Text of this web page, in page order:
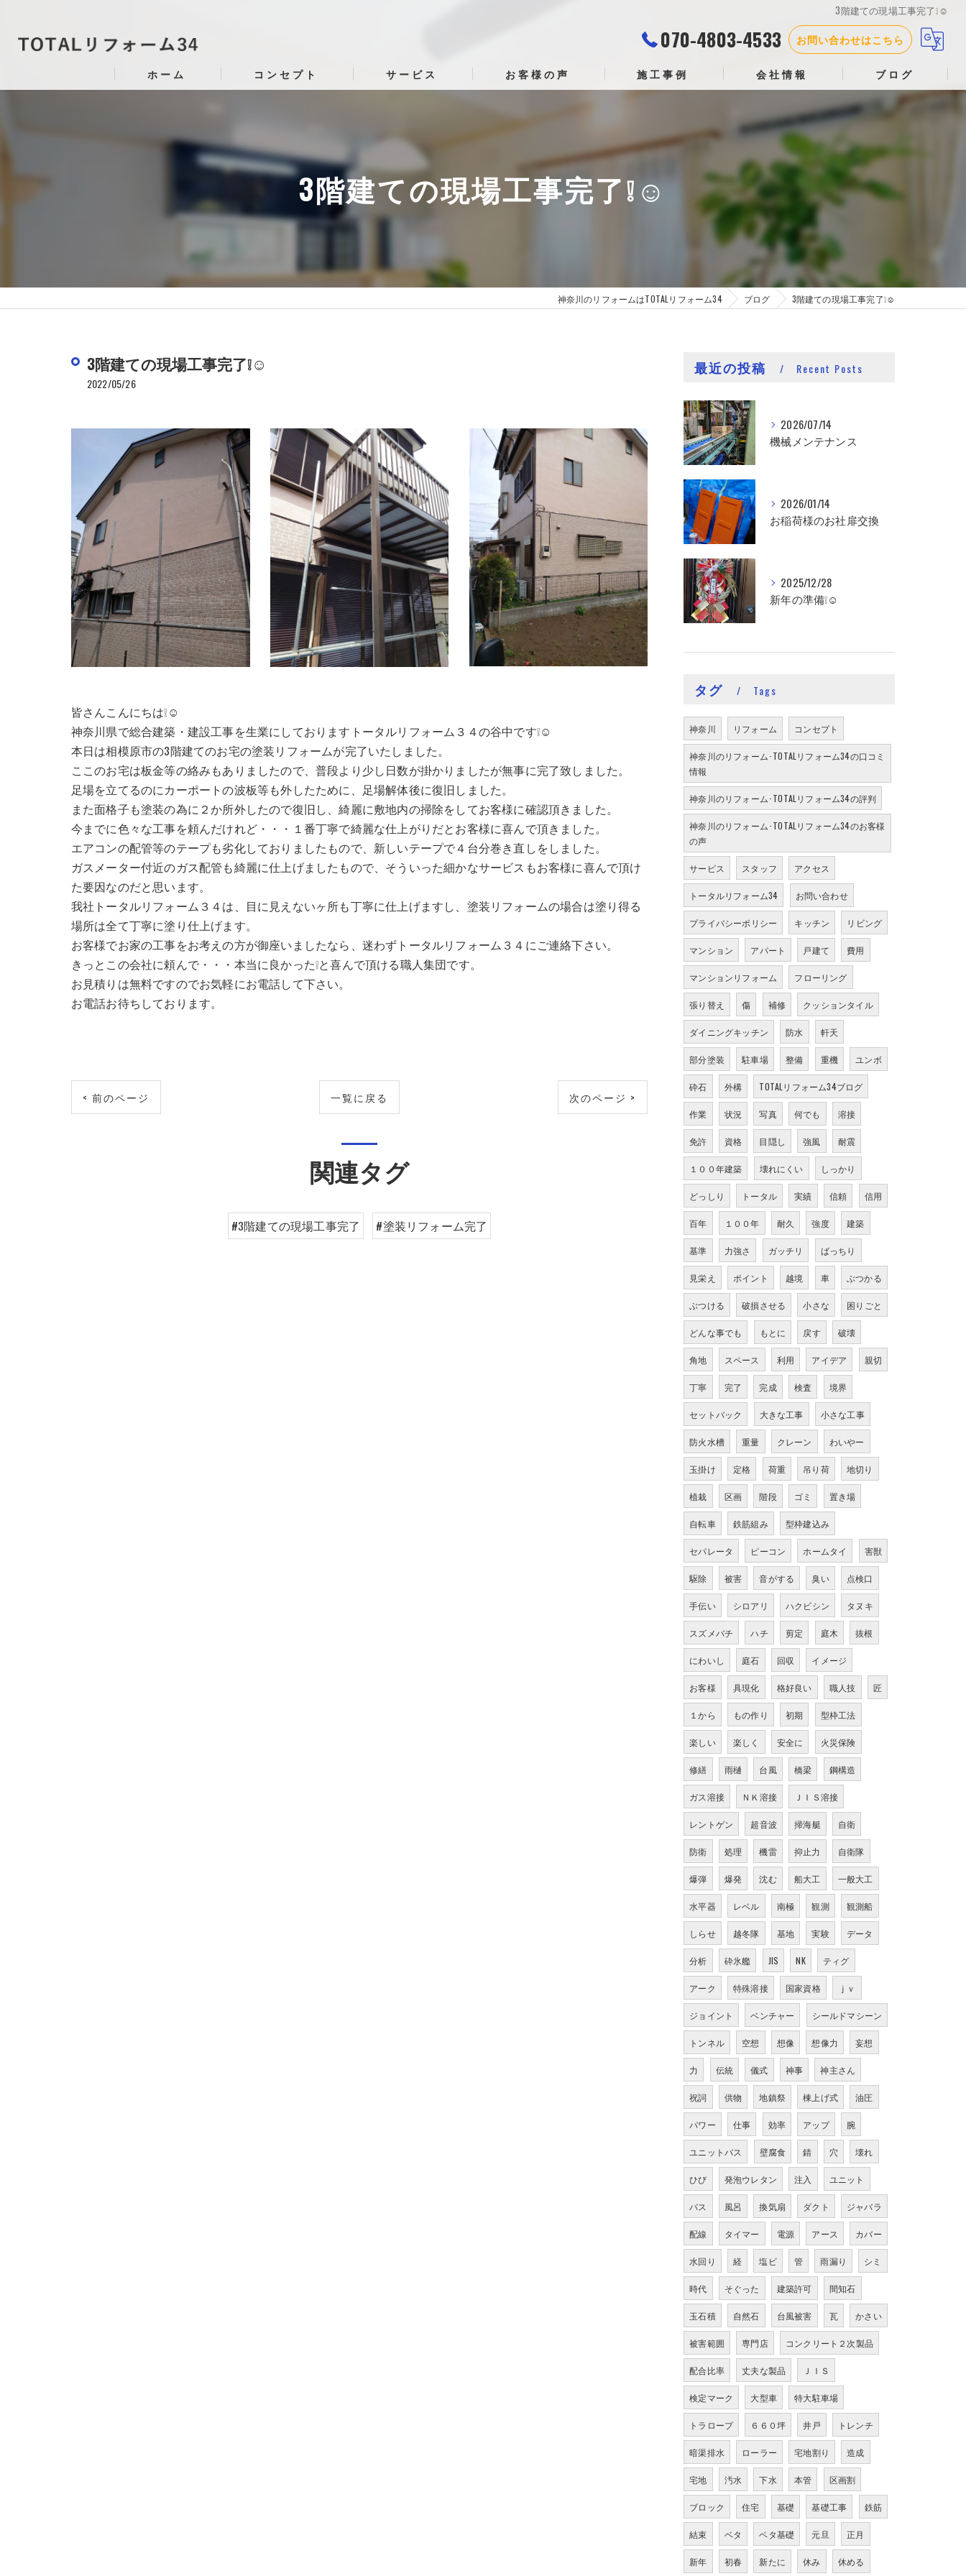
3階建ての現場工事完了❕☺
070-4803-4533 お問い合わせはこちら
ホーム コンセプト サービス お客様の声 施工事例 会社情報 ブログ
3階建ての現場工事完了❕☺
神奈川のリフォームはTOTALリフォーム34 ブログ 3階建ての現場工事完了❕☺
3階建ての現場工事完了❕☺
2022/05/26
皆さんこんにちは❕☺
神奈川県で総合建築・建設工事を生業にしておりますトータルリフォーム３４の谷中です❕☺
本日は相模原市の3階建てのお宅の塗装リフォームが完了いたしました。
ここのお宅は板金等の絡みもありましたので、普段より少し日数が掛かりましたが無事に完了致しました。
足場を立てるのにカーポートの波板等も外したために、足場解体後に復旧しました。
また面格子も塗装の為に２か所外したので復旧し、綺麗に敷地内の掃除をしてお客様に確認頂きました。
今までに色々な工事を頼んだけれど・・・１番丁寧で綺麗な仕上がりだとお客様に喜んで頂きました。
エアコンの配管等のテープも劣化しておりましたもので、新しいテープで４台分巻き直しをしました。
ガスメーター付近のガス配管も綺麗に仕上げましたもので、そういった細かなサービスもお客様に喜んで頂け
た要因なのだと思います。
我社トータルリフォーム３４は、目に見えないヶ所も丁寧に仕上げますし、塗装リフォームの場合は塗り得る
場所は全て丁寧に塗り仕上げます。
お客様でお家の工事をお考えの方が御座いましたなら、迷わずトータルリフォーム３４にご連絡下さい。
きっとこの会社に頼んで・・・本当に良かった❕と喜んで頂ける職人集団です。
お見積りは無料ですのでお気軽にお電話して下さい。
お電話お待ちしております。
< 前のページ 一覧に戻る 次のページ >
関連タグ
#3階建ての現場工事完了 #塗装リフォーム完了
最近の投稿 Recent Posts
2026/07/14
機械メンテナンス
2026/01/14
お稲荷様のお社扉交換
2025/12/28
新年の準備❕☺
タグ Tags
神奈川 リフォーム コンセプト
神奈川のリフォーム･TOTALリフォーム34の口コミ
情報
神奈川のリフォーム･TOTALリフォーム34の評判
神奈川のリフォーム･TOTALリフォーム34のお客様
の声
サービス スタッフ アクセス
トータルリフォーム34 お問い合わせ
プライバシーポリシー キッチン リビング
マンション アパート 戸建て 費用
マンションリフォーム フローリング
張り替え 傷 補修 クッションタイル
ダイニングキッチン 防水 軒天
部分塗装 駐車場 整備 重機 ユンボ
砕石 外構 TOTALリフォーム34ブログ
作業 状況 写真 何でも 溶接
免許 資格 目隠し 強風 耐震
１００年建築 壊れにくい しっかり
どっしり トータル 実績 信頼 信用
百年 １００年 耐久 強度 建築
基準 力強さ ガッチリ ばっちり
見栄え ポイント 越境 車 ぶつかる
ぶつける 破損させる 小さな 困りごと
どんな事でも もとに 戻す 破壊
角地 スペース 利用 アイデア 親切
丁寧 完了 完成 検査 境界
セットバック 大きな工事 小さな工事
防火水槽 重量 クレーン わいやー
玉掛け 定格 荷重 吊り荷 地切り
植栽 区画 階段 ゴミ 置き場
自転車 鉄筋組み 型枠建込み
セパレータ ピーコン ホームタイ 害獣
駆除 被害 音がする 臭い 点検口
手伝い シロアリ ハクビシン タヌキ
スズメバチ ハチ 剪定 庭木 抜根
にわいし 庭石 回収 イメージ
お客様 具現化 格好良い 職人技 匠
１から もの作り 初期 型枠工法
楽しい 楽しく 安全に 火災保険
修繕 雨樋 台風 橋梁 鋼構造
ガス溶接 ＮＫ溶接 ＪＩＳ溶接
レントゲン 超音波 掃海艇 自衛
防衛 処理 機雷 抑止力 自衛隊
爆弾 爆発 沈む 船大工 一般大工
水平器 レベル 南極 観測 観測船
しらせ 越冬隊 基地 実験 データ
分析 砕氷艦 JIS NK ティグ
アーク 特殊溶接 国家資格 ｊｖ
ジョイント ベンチャー シールドマシーン
トンネル 空想 想像 想像力 妄想
力 伝統 儀式 神事 神主さん
祝詞 供物 地鎮祭 棟上げ式 油圧
パワー 仕事 効率 アップ 腕
ユニットバス 壁腐食 錆 穴 壊れ
ひび 発泡ウレタン 注入 ユニット
バス 風呂 換気扇 ダクト ジャバラ
配線 タイマー 電源 アース カバー
水回り 経 塩ビ 管 雨漏り シミ
時代 そぐった 建築許可 間知石
玉石積 自然石 台風被害 瓦 かさい
被害範囲 専門店 コンクリート２次製品
配合比率 丈夫な製品 ＪＩＳ
検定マーク 大型車 特大駐車場
トラロープ ６６０坪 井戸 トレンチ
暗渠排水 ローラー 宅地割り 造成
宅地 汚水 下水 本管 区画割
ブロック 住宅 基礎 基礎工事 鉄筋
結束 ベタ ベタ基礎 元旦 正月
新年 初春 新たに 休み 休める